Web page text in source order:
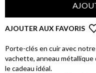
AJOUTER AUX FAVORIS
Porte-clés en cuir avec
vachette, anneau métallique
le cadeau idéal.